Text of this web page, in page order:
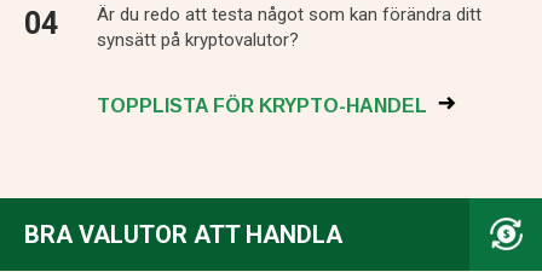
Är du redo att testa något som kan förändra ditt
synsätt på kryptovalutor?
TOPPLISTA FÖR KRYPTO-HANDEL
BRA VALUTOR ATT HANDLA